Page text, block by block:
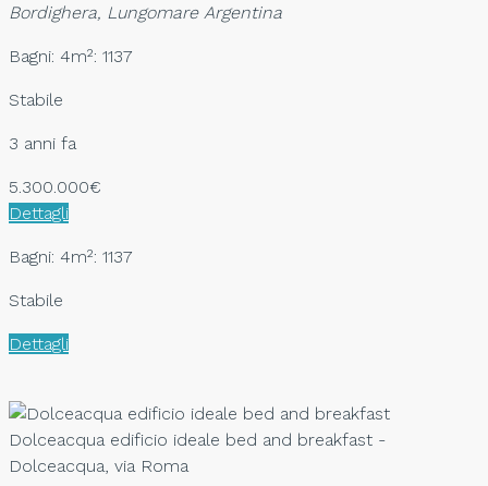
Bordighera, Lungomare Argentina
Bagni: 4m²: 1137
Stabile
3 anni fa
5.300.000€
Dettagli
Bagni: 4m²: 1137
Stabile
Dettagli
Dolceacqua edificio ideale bed and breakfast -
Dolceacqua, via Roma